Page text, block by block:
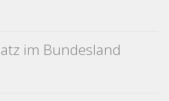
im Bundesland